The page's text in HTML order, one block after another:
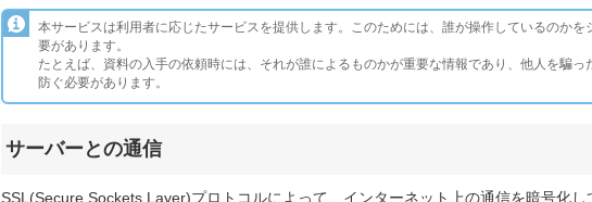
本サービスは利用者に応じたサービスを提供します。このためには、誰が操作しているのかを
要があります。
たとえば、資料の入手の依頼時には、それが誰によるものかが重要な情報であり、他人を騙っ
防ぐ必要があります。
サーバーとの通信
SSL(Secure Sockets Layer)プロトコルによって、インターネット上の通信を暗号化し